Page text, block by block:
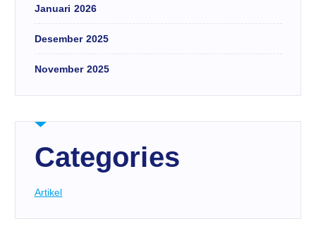
Januari 2026
Desember 2025
November 2025
Categories
Artikel